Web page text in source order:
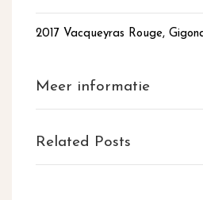
2017 Vacqueyras Rouge,
Meer informatie
Related Posts